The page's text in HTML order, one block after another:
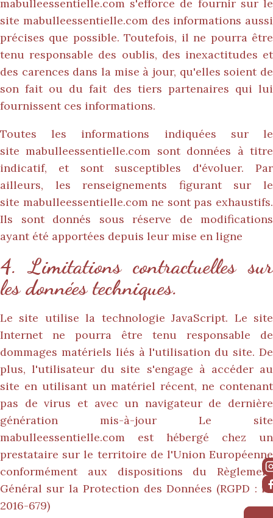
mabulleessentielle.com s'efforce de fournir sur le
site mabulleessentielle.comdes informations aussi
précises que possible. Toutefois, il ne pourra être
tenu responsable des oublis, des inexactitudes et
des carences dans la mise à jour, qu'elles soient de
son fait ou du fait des tiers partenaires qui lui
fournissent ces informations.
Toutes les informations indiquées sur le
sitemabulleessentielle.com sont données à titre
indicatif, et sont susceptibles d'évoluer. Par
ailleurs, les renseignements figurant sur le
site mabulleessentielle.comne sont pas exhaustifs.
Ils sont donnés sous réserve de modifications
ayant été apportées depuis leur mise en ligne
4. Limitations contractuelles sur
les données techniques.
Le site utilise la technologie JavaScript. Le site
Internet ne pourra être tenu responsable de
dommages matériels liés à l'utilisation du site. De
plus, l'utilisateur du site s'engage à accéder au
site en utilisant un matériel récent, ne contenant
pas de virus et avec un navigateur de dernière
génération mis-à-jour Le site
mabulleessentielle.com est hébergé chez un
prestataire sur le territoire de l'Union Européenne
conformément aux dispositions du Règlement
Général sur la Protection des Données (RGPD : n°
2016-679)